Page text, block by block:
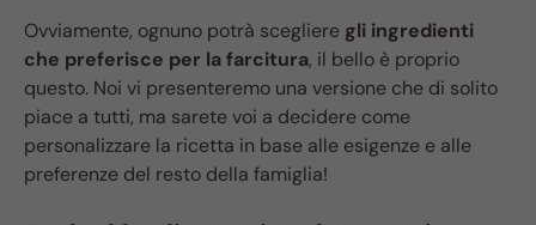
Ovviamente, ognuno potrà scegliere gli ingredienti
che preferisce per la farcitura, il bello è proprio
questo. Noi vi presenteremo una versione che di solito
piace a tutti, ma sarete voi a decidere come
personalizzare la ricetta in base alle esigenze e alle
preferenze del resto della famiglia!